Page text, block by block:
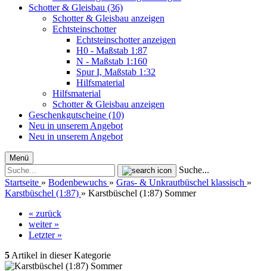
Schotter & Gleisbau (36)
Schotter & Gleisbau anzeigen
Echtsteinschotter
Echtsteinschotter anzeigen
H0 - Maßstab 1:87
N - Maßstab 1:160
Spur I, Maßstab 1:32
Hilfsmaterial
Hilfsmaterial
Schotter & Gleisbau anzeigen
Geschenkgutscheine (10)
Neu in unserem Angebot
Neu in unserem Angebot
Menü
Suche...
Startseite » Bodenbewuchs » Gras- & Unkrautbüschel klassisch »
Karstbüschel (1:87) » Karstbüschel (1:87) Sommer
« zurück
weiter »
Letzter »
5 Artikel in dieser Kategorie